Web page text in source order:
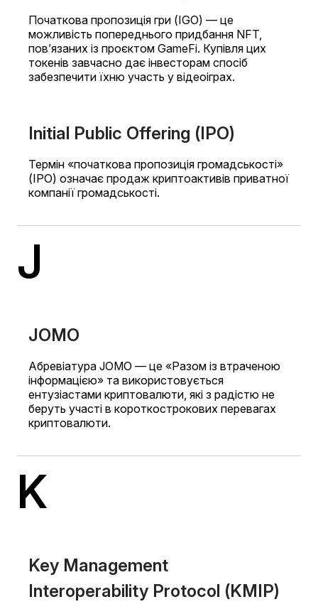
Початкова пропозиція гри (IGO) — це
можливість попереднього придбання NFT,
пов’язаних із проєктом GameFi. Купівля цих
токенів завчасно дає інвесторам спосіб
забезпечити їхню участь у відеоіграх.
Initial Public Offering (IPO)
Термін «початкова пропозиція громадськості»
(IPO) означає продаж криптоактивів приватної
компанії громадськості.
J
JOMO
Абревіатура JOMO — це «Разом із втраченою
інформацією» та використовується
ентузіастами криптовалюти, які з радістю не
беруть участі в короткострокових перевагах
криптовалюти.
K
Key Management
Interoperability Protocol (KMIP)